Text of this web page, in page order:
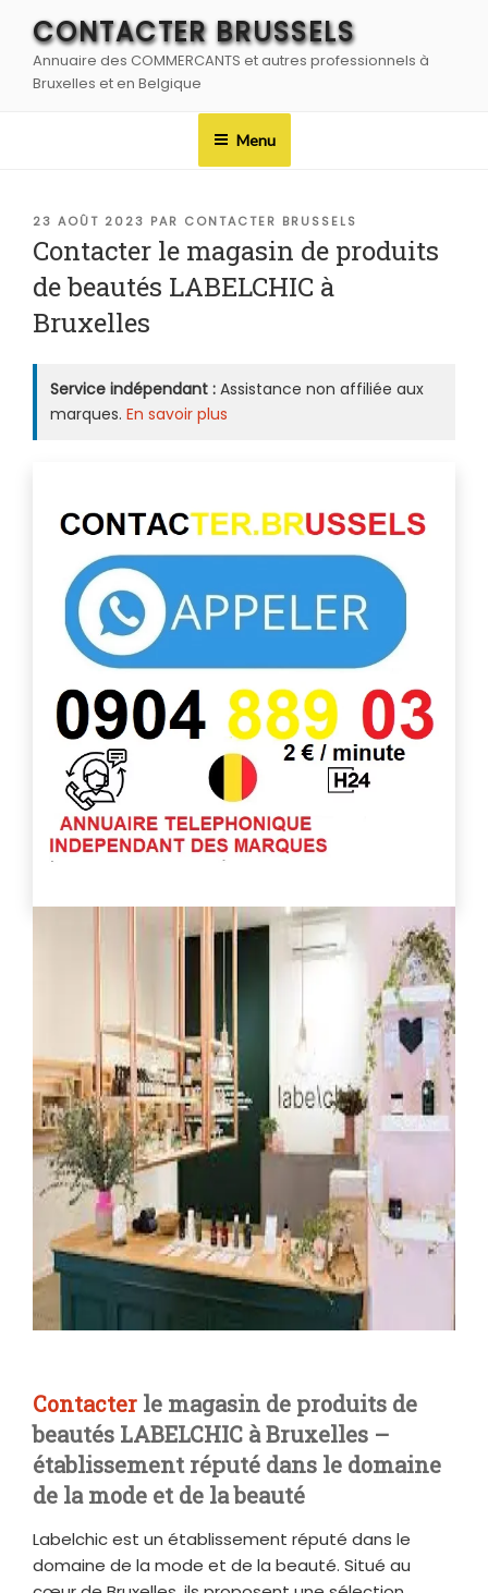
contenu
principal
CONTACTER BRUSSELS
Annuaire des COMMERCANTS et autres professionnels à
Bruxelles et en Belgique
Menu
PUBLIÉ
LE
23 AOÛT 2023 PAR CONTACTER BRUSSELS
Contacter le magasin de produits
de beautés LABELCHIC à
Bruxelles
Service indépendant : Assistance non affiliée aux
marques. En savoir plus
Contacter le magasin de produits de
beautés LABELCHIC à Bruxelles –
établissement réputé dans le domaine
de la mode et de la beauté
Labelchic est un établissement réputé dans le
domaine de la mode et de la beauté. Situé au